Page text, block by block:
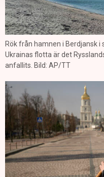
Rök från hamnen i Berdjansk
Ukrainas flotta är det
anfallits. Bild: AP/TT